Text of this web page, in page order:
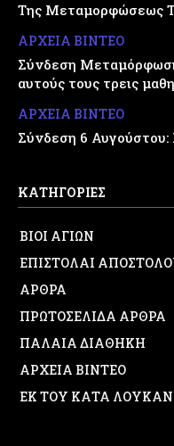
Της Μεταμορφώσεως
ΑΡΧΕΙΑ ΒΙΝΤΕΟ
Σύνδεση Μεταμόρφωση
αυτούς τους τρεις
ΑΡΧΕΙΑ ΒΙΝΤΕΟ
Σύνδεση 6
ΚΑΤΗΓΟΡΙΕΣ
ΒΙΟΙ ΑΓΙΩΝ
ΕΠΙΣΤΟΛΑΙ
ΑΡΘΡΑ
ΠΡΩΤΟΣΕΛΙΔΑ ΑΡΘΡΑ
ΠΑΛΑΙΑ ΔΙΑΘΗΚΗ
ΑΡΧΕΙΑ ΒΙΝΤΕΟ
ΕΚ ΤΟΥ ΚΑΤΑ ΛΟΥΚΑΝ